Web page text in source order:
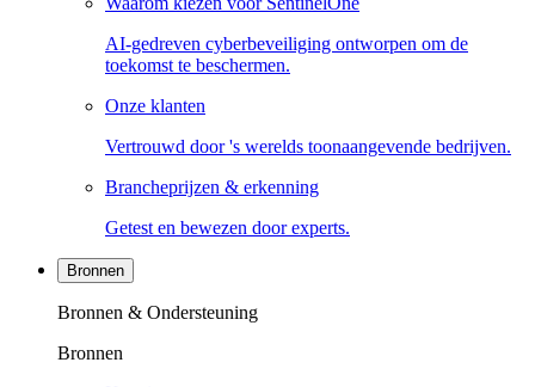
AI-gedreven cyberbeveiliging ontworpen om de
toekomst te beschermen.
Onze klanten
Vertrouwd door 's werelds toonaangevende bedrijven.
Brancheprijzen & erkenning
Getest en bewezen door experts.
Bronnen
Bronnen & Ondersteuning
Bronnen